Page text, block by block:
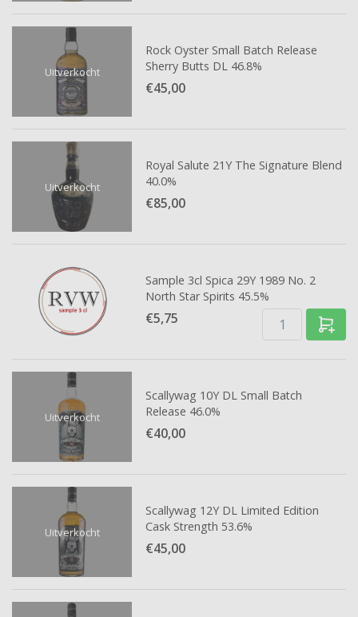
Uitverkocht
Rock Oyster Small Batch Release
Sherry Butts DL 46.8%
€45,00
Uitverkocht
Royal Salute 21Y The Signature Blend
40.0%
€85,00
Sample 3cl Spica 29Y 1989 No. 2
North Star Spirits 45.5%
€5,75
Uitverkocht
Scallywag 10Y DL Small Batch
Release 46.0%
€40,00
Uitverkocht
Scallywag 12Y DL Limited Edition
Cask Strength 53.6%
€45,00